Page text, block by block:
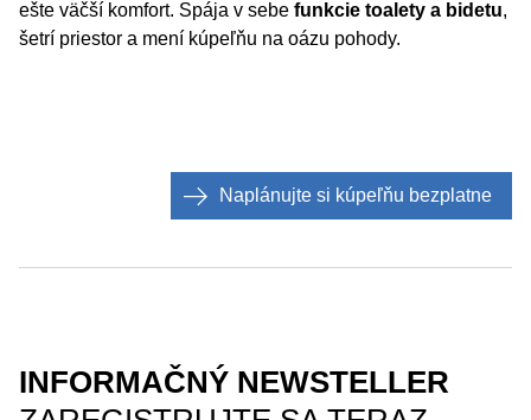
ešte väčší komfort. Spája v sebe funkcie toalety a bidetu,
šetrí priestor a mení kúpeľňu na oázu pohody.
Naplánujte si kúpeľňu bezplatne
INFORMAČNÝ NEWSTELLER